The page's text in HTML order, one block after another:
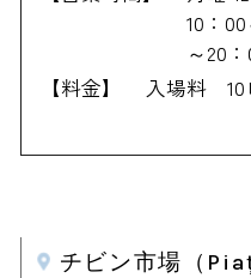
10：
～20
【料金】
入場料 10
チビン市場（